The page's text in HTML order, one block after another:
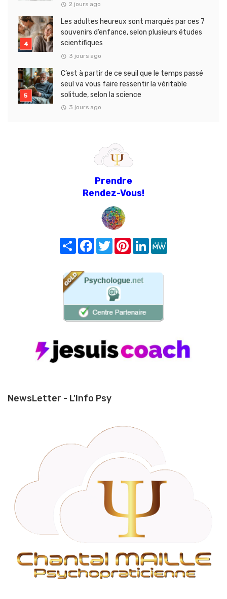
2 jours ago
Les adultes heureux sont marqués par ces 7
souvenirs d’enfance, selon plusieurs études
scientifiques
3 jours ago
C’est à partir de ce seuil que le temps passé
seul va vous faire ressentir la véritable
solitude, selon la science
3 jours ago
Prendre
Rendez-Vous!
Share FacebookTwitterPinterest
LinkedIn
NewsLetter - L'Info Psy